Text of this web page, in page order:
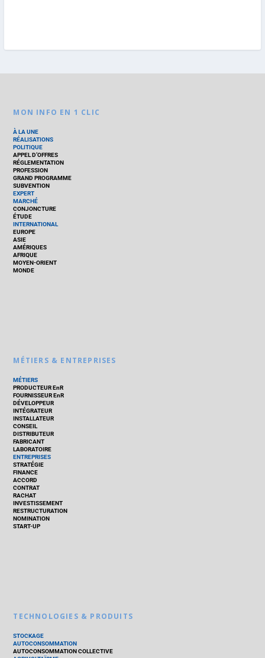
MON INFO EN 1 CLIC
À LA UNE
RÉALISATIONS
POLITIQUE
APPEL D’OFFRES
RÉGLEMENTATION
PROFESSION
GRAND PROGRAMME
SUBVENTION
EXPERT
MARCHÉ
CONJONCTURE
ÉTUDE
INTERNATIONAL
EUROPE
ASIE
AMÉRIQUES
AFRIQUE
MOYEN-ORIENT
MONDE
MÉTIERS & ENTREPRISES
MÉTIERS
PRODUCTEUR EnR
FOURNISSEUR EnR
DÉVELOPPEUR
INTÉGRATEUR
INSTALLATEUR
CONSEIL
DISTRIBUTEUR
FABRICANT
LABORATOIRE
ENTREPRISES
STRATÉGIE
FINANCE
ACCORD
CONTRAT
RACHAT
INVESTISSEMENT
RESTRUCTURATION
NOMINATION
START-UP
TECHNOLOGIES & PRODUITS
STOCKAGE
AUTOCONSOMMATION
AUTOCONSOMMATION COLLECTIVE